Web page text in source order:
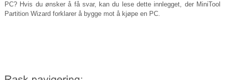
PC? Hvis du ønsker å få svar, kan du lese dette innlegget, der MiniTool
Partition Wizard forklarer å bygge mot å kjøpe en PC.